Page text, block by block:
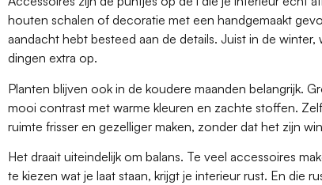
houten schalen of decoratie met een handgemaakt
aandacht hebt besteed aan de details. Juist in de
dingen extra op.
Planten blijven ook in de koudere maanden belangrijk.
mooi contrast met warme kleuren en zachte stoffen.
ruimte frisser en gezelliger maken, zonder dat het zijn
Het draait uiteindelijk om balans. Te veel accessoires
te kiezen wat je laat staan, krijgt je interieur rust. En die